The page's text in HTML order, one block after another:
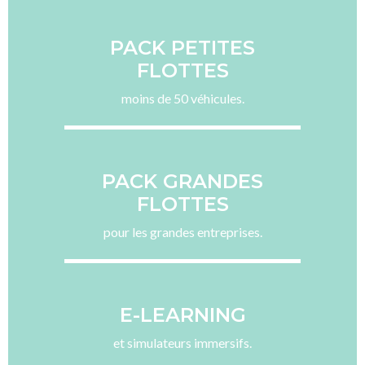
PACK PETITES
FLOTTES
moins de 50 véhicules.
PACK GRANDES
FLOTTES
pour les grandes entreprises.
E-LEARNING
et simulateurs immersifs.